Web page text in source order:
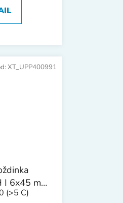
| 6x45 mm
(>5 C)
XT_UPP400991